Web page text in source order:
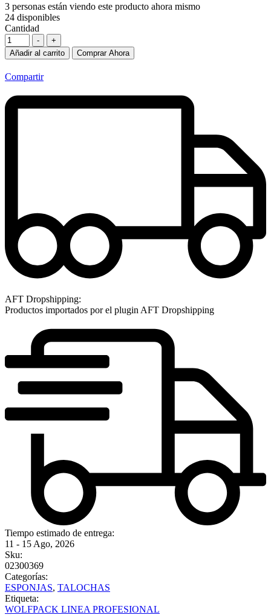
3 personas están viendo este producto ahora mismo
24 disponibles
Cantidad
-
+
Añadir al carrito
Comprar Ahora
Compartir
AFT Dropshipping:
Productos importados por el plugin AFT Dropshipping
Tiempo estimado de entrega:
11 - 15 Ago, 2026
Sku:
02300369
Categorías:
ESPONJAS, TALOCHAS
Etiqueta:
WOLFPACK LINEA PROFESIONAL